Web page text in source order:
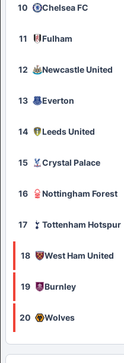
10 Chelsea FC
11 Fulham
12 Newcastle United
13 Everton
14 Leeds United
15 Crystal Palace
16 Nottingham Forest
17 Tottenham Hotspur
18 West Ham United
19 Burnley
20 Wolves